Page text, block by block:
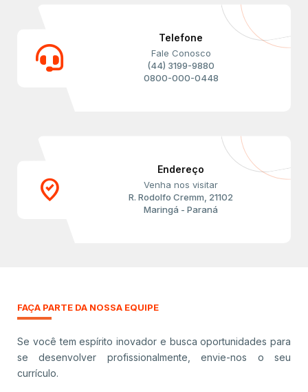
Telefone
Fale Conosco
(44) 3199-9880
0800-000-0448
where_to_vote
Endereço
Venha nos visitar
R. Rodolfo Cremm, 21102
Maringá - Paraná
FAÇA PARTE DA NOSSA EQUIPE
Se você tem espírito inovador e busca oportunidades para
se desenvolver profissionalmente, envie-nos o seu
currículo.